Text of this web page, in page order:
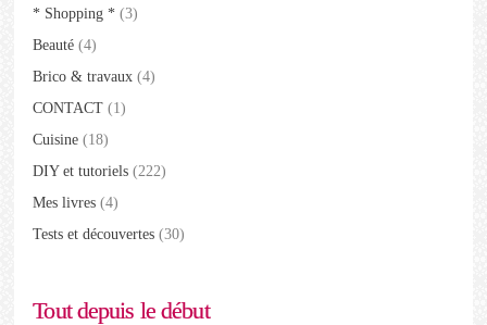
* Shopping * (3)
Beauté (4)
Brico & travaux (4)
CONTACT (1)
Cuisine (18)
DIY et tutoriels (222)
Mes livres (4)
Tests et découvertes (30)
Tout depuis le début